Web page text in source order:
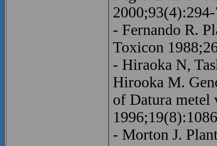
- Fernando R.
Toxicon
- Hiraoka N,
Hirooka M.
of Datura
- Morton J.